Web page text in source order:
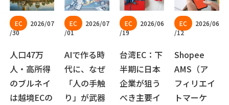
2026/07
/30
人口47万
人・高所得
のブルネイ
は越境ECの
2026/07
/01
AIで作る時
代に、なぜ
「人の手触
り」が武器
2026/06
/19
台湾EC：下
半期に日本
企業が狙う
べき主要イ
2026/06
/12
Shopee
AMS（ア
フィリエイ
トマーケ